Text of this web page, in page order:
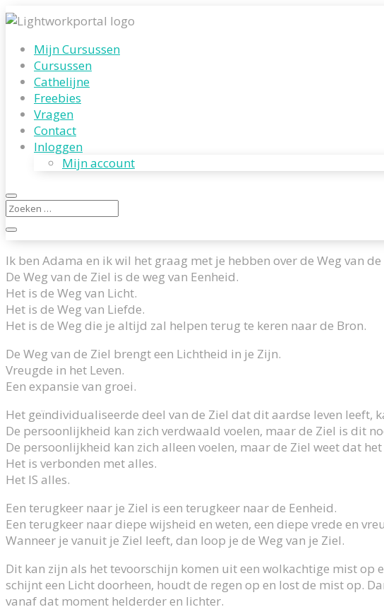
Mijn Cursussen
Cursussen
Cathelijne
Freebies
Vragen
Contact
Inloggen
Mijn account
Ik ben Adama en ik wil het graag met je hebben over de Weg van de
De Weg van de Ziel is de weg van Eenheid.
Het is de Weg van Licht.
Het is de Weg van Liefde.
Het is de Weg die je altijd zal helpen terug te keren naar de Bron.
De Weg van de Ziel brengt een Lichtheid in je Zijn.
Vreugde in het Leven.
Een expansie van groei.
Het geïndividualiseerde deel van de Ziel dat dit aardse leven leeft,
De persoonlijkheid kan zich verdwaald voelen, maar de Ziel is dit
De persoonlijkheid kan zich alleen voelen, maar de Ziel weet dat het
Het is verbonden met alles.
Het IS alles.
Een terugkeer naar je Ziel is een terugkeer naar de Eenheid.
Een terugkeer naar diepe wijsheid en weten, een diepe vrede en
Wanneer je vanuit je Ziel leeft, dan loop je de Weg van je Ziel.
Dit kan zijn als het tevoorschijn komen uit een wolkachtige mist op
schijnt een Licht doorheen, houdt de regen op en lost de mist op.
vanaf dat moment helderder en lichter.